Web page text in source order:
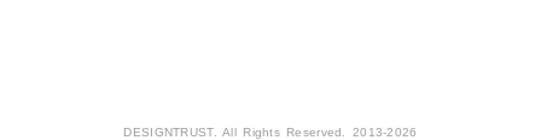
DESIGNTRUST. All Rights Reserved. 2013-2026